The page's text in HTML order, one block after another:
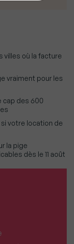
villes où la facture
vraiment pour les
cap des 600
votre location de
la pige
dès le 11 août